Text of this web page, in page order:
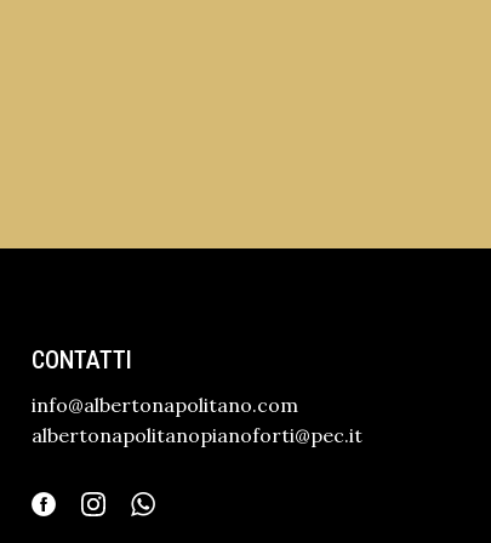
CONTATTI
info@albertonapolitano.com
albertonapolitanopianoforti@pec.it